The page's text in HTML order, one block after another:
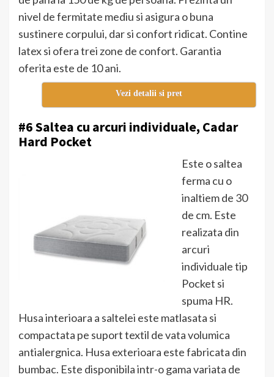
nivel de fermitate mediu si asigura o buna
sustinere corpului, dar si confort ridicat. Contine
latex si ofera trei zone de confort. Garantia
oferita este de 10 ani.
Vezi detalii si pret
#6 Saltea cu arcuri individuale, Cadar
Hard Pocket
Este o saltea
ferma cu o
inaltiem de 30
de cm. Este
realizata din
arcuri
individuale tip
Pocket si
spuma HR.
Husa interioara a saltelei este matlasata si
compactata pe suport textil de vata volumica
antialergnica. Husa exterioara este fabricata din
bumbac. Este disponibila intr-o gama variata de